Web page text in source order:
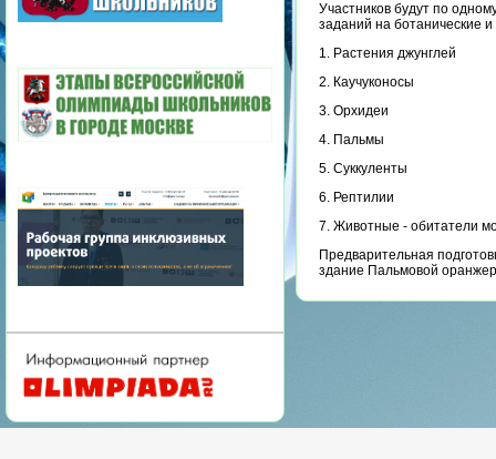
Участников будут по
заданий на ботанические
1. Растения джунглей
2. Каучуконосы
3. Орхидеи
4. Пальмы
5. Суккуленты
6. Рептилии
7. Животные - обитатели
Предварительная
здание Пальмовой